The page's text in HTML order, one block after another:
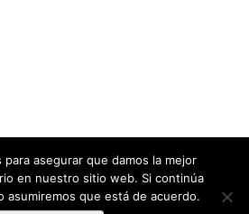
para asegurar que damos la mejor
en nuestro sitio web. Si continúa
asumiremos que está de acuerdo.